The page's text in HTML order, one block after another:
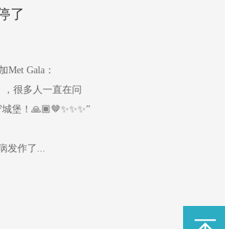
了
Gala：
很多人一直在问
堡！🙏🏾🤎✨✨✨”
发作了...